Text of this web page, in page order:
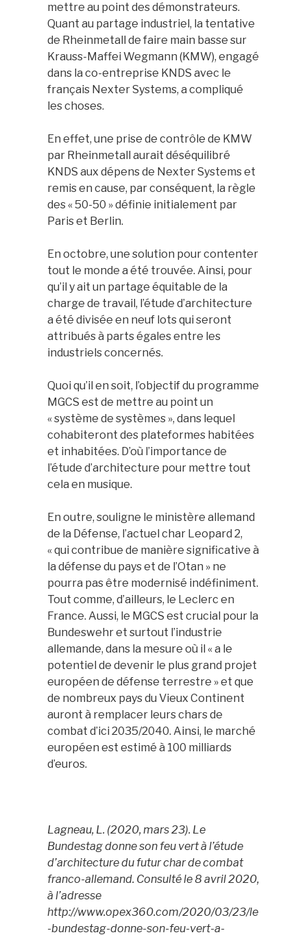
mettre au point des démonstrateurs.
Quant au partage industriel, la tentative
de Rheinmetall de faire main basse sur
Krauss-Maffei Wegmann (KMW), engagé
dans la co-entreprise KNDS avec le
français Nexter Systems, a compliqué
les choses.
En effet, une prise de contrôle de KMW
par Rheinmetall aurait déséquilibré
KNDS aux dépens de Nexter Systems et
remis en cause, par conséquent, la règle
des « 50-50 » définie initialement par
Paris et Berlin.
En octobre, une solution pour contenter
tout le monde a été trouvée. Ainsi, pour
qu’il y ait un partage équitable de la
charge de travail, l’étude d’architecture
a été divisée en neuf lots qui seront
attribués à parts égales entre les
industriels concernés.
Quoi qu’il en soit, l’objectif du programme
MGCS est de mettre au point un
« système de systèmes », dans lequel
cohabiteront des plateformes habitées
et inhabitées. D’où l’importance de
l’étude d’architecture pour mettre tout
cela en musique.
En outre, souligne le ministère allemand
de la Défense, l’actuel char Leopard 2,
« qui contribue de manière significative à
la défense du pays et de l’Otan » ne
pourra pas être modernisé indéfiniment.
Tout comme, d’ailleurs, le Leclerc en
France. Aussi, le MGCS est crucial pour la
Bundeswehr et surtout l’industrie
allemande, dans la mesure où il « a le
potentiel de devenir le plus grand projet
européen de défense terrestre » et que
de nombreux pays du Vieux Continent
auront à remplacer leurs chars de
combat d’ici 2035/2040. Ainsi, le marché
européen est estimé à 100 milliards
d’euros.
Lagneau, L. (2020, mars 23). Le
Bundestag donne son feu vert à l’étude
d’architecture du futur char de combat
franco-allemand. Consulté le 8 avril 2020,
à l’adresse
http://www.opex360.com/2020/03/23/le
-bundestag-donne-son-feu-vert-a-